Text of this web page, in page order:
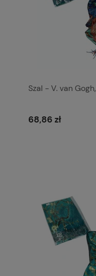
Szal - V. van
68,86 zł